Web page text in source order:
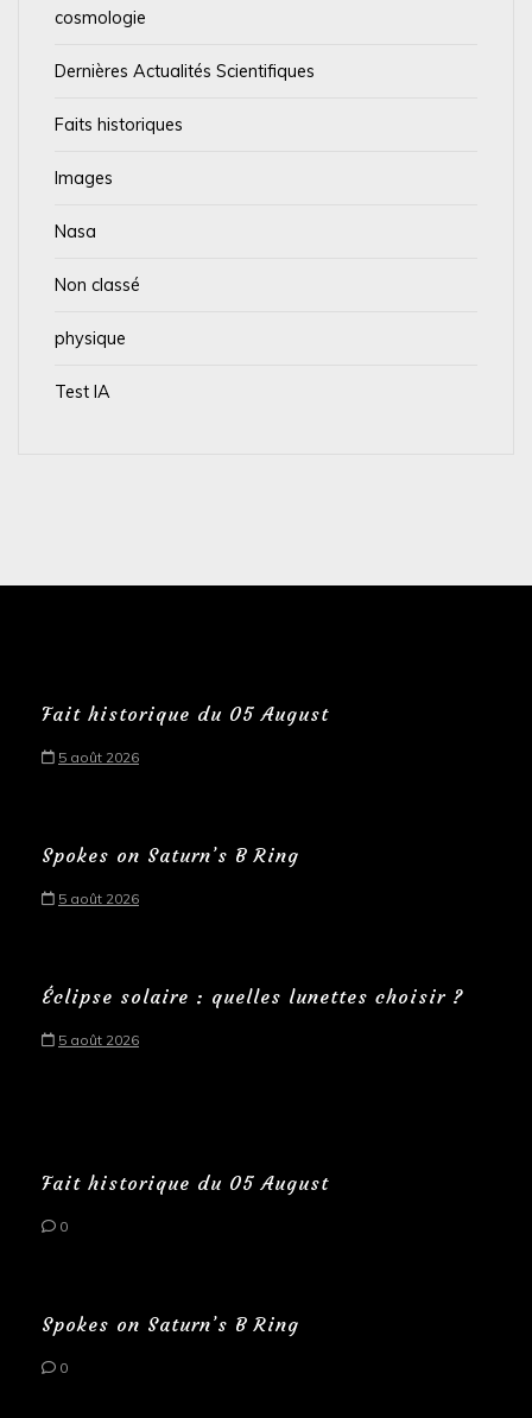
cosmologie
Dernières Actualités Scientifiques
Faits historiques
Images
Nasa
Non classé
physique
Test IA
Fait historique du 05 August
5 août 2026
Spokes on Saturn’s B Ring
5 août 2026
Éclipse solaire : quelles lunettes choisir ?
5 août 2026
Fait historique du 05 August
0
Spokes on Saturn’s B Ring
0